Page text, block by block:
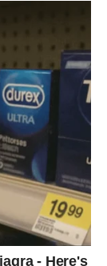
Jedna
je dugo
uzbuđenja
lice. Ono što